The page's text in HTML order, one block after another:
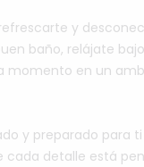
y
baño, relájate bajo
momento en un
y preparado para ti
cada detalle está